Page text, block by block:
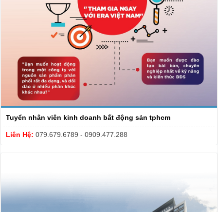
Tuyển nhân viên kinh doanh bất động sản tphcm
Liên Hệ: 079.679.6789 - 0909.477.288